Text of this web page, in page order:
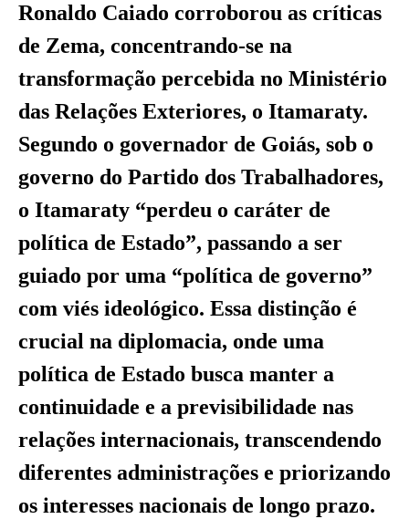
Ronaldo Caiado corroborou as críticas
de Zema, concentrando-se na
transformação percebida no Ministério
das Relações Exteriores, o Itamaraty.
Segundo o governador de Goiás, sob o
governo do Partido dos Trabalhadores,
o Itamaraty “perdeu o caráter de
política de Estado”, passando a ser
guiado por uma “política de governo”
com viés ideológico. Essa distinção é
crucial na diplomacia, onde uma
política de Estado busca manter a
continuidade e a previsibilidade nas
relações internacionais, transcendendo
diferentes administrações e priorizando
os interesses nacionais de longo prazo.